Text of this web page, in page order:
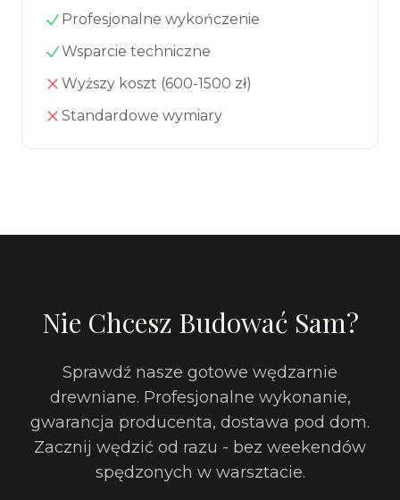
Profesjonalne wykończenie
Wsparcie techniczne
Wyższy koszt (600-1500 zł)
Standardowe wymiary
Nie Chcesz Budować Sam?
Sprawdź nasze gotowe wędzarnie
drewniane. Profesjonalne wykonanie,
gwarancja producenta, dostawa pod dom.
Zacznij wędzić od razu - bez weekendów
spędzonych w warsztacie.